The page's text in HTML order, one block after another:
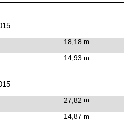
18,18 m
14,93 m
27,82 m
14,87 m